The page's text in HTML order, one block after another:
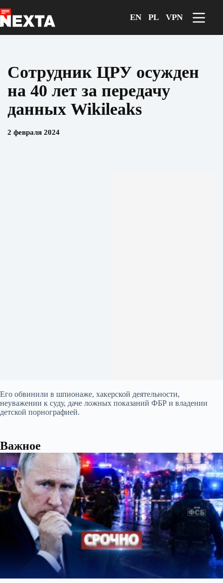
к
сути
EN PL VPN
Сотрудник ЦРУ осужден
на 40 лет за передачу
данных Wikileaks
2 февраля 2024
Его обвинили в шпионаже, хакерской деятельности,
неуважении к суду, даче ложных показаний ФБР и владении
детской порнографией.
Важное